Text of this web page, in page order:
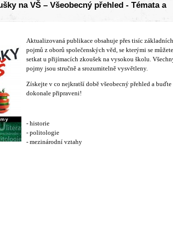
na VŠ – Všeobecný přehled - Témata a
Aktualizovaná publikace obsahuje přes tisíc základních
pojmů z oborů společenských věd, se kterými se můžete
setkat u přijímacích zkoušek na vysokou školu.
pojmy jsou stručně a srozumitelně vysvětleny.
Získejte v co nejkratší době všeobecný přehled a buďte
dokonale připraveni!
- historie
- politologie
- mezinárodní vztahy